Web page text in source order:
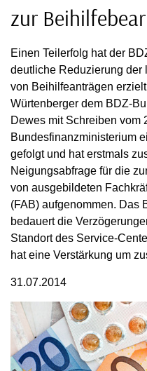
zur
Einen Teilerfolg hat der
deutliche Reduzierung der
von Beihilfeanträgen
Würtenberger dem BDZ-
Dewes mit Schreiben vom
Bundesfinanzministerium
gefolgt und hat erstmals
Neigungsabfrage für die
von ausgebildeten
(FAB) aufgenommen. Das
bedauert die
Standort des Service-
hat eine Verstärkung um
31.07.2014